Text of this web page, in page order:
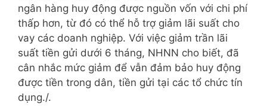
ngân hàng huy động được nguồn vốn với chi phí
thấp hơn, từ đó có thể hỗ trợ giảm lãi suất cho
vay các doanh nghiệp. Với việc giảm trần lãi
suất tiền gửi dưới 6 tháng, NHNN cho biết, đã
cân nhắc mức giảm để vẫn đảm bảo huy động
được tiền trong dân, tiền gửi tại các tổ chức tín
dụng./.